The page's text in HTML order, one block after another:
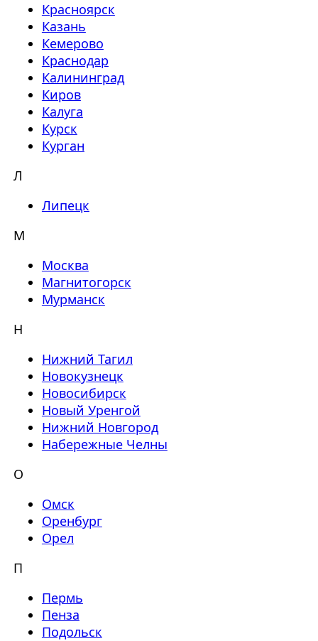
Красноярск
Казань
Кемерово
Краснодар
Калининград
Киров
Калуга
Курск
Курган
Л
Липецк
М
Москва
Магнитогорск
Мурманск
Н
Нижний Тагил
Новокузнецк
Новосибирск
Новый Уренгой
Нижний Новгород
Набережные Челны
О
Омск
Оренбург
Орел
П
Пермь
Пенза
Подольск